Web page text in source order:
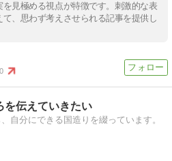
見極める視点が特徴です。刺激的な表
、思わず考えさせられる記事を提供し
を伝えていきたい
自分にできる国造りを綴っています。